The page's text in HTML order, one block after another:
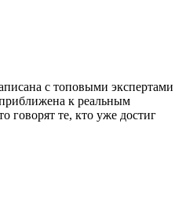
с топовыми экспертами
к реальным
говорят те, кто уже достиг